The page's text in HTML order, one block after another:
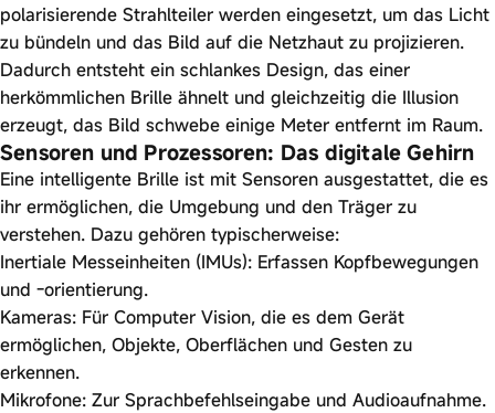
polarisierende Strahlteiler werden eingesetzt, um das Licht
zu bündeln und das Bild auf die Netzhaut zu projizieren.
Dadurch entsteht ein schlankes Design, das einer
herkömmlichen Brille ähnelt und gleichzeitig die Illusion
erzeugt, das Bild schwebe einige Meter entfernt im Raum.
Sensoren und Prozessoren: Das digitale Gehirn
Eine intelligente Brille ist mit Sensoren ausgestattet, die es
ihr ermöglichen, die Umgebung und den Träger zu
verstehen. Dazu gehören typischerweise:
Inertiale Messeinheiten (IMUs): Erfassen Kopfbewegungen
und -orientierung.
Kameras: Für Computer Vision, die es dem Gerät
ermöglichen, Objekte, Oberflächen und Gesten zu
erkennen.
Mikrofone: Zur Sprachbefehlseingabe und Audioaufnahme.